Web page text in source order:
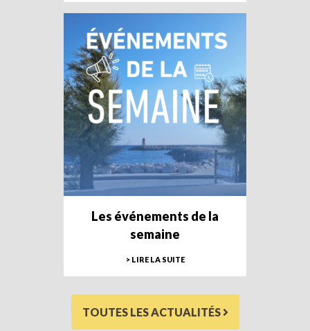
Les événements de la
semaine
> LIRE LA SUITE
TOUTES LES ACTUALITÉS